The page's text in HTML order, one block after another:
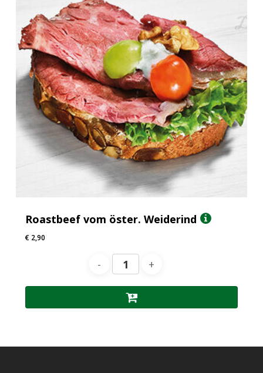
Roastbeef vom öster. Weiderind
€2,90